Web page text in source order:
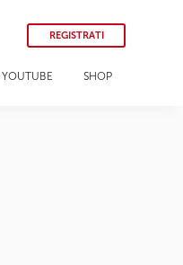
REGISTRATI
YOUTUBE SHOP